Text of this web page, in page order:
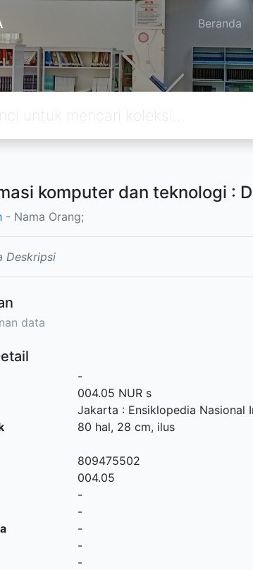
Beranda
komputer dan teknologi :
- Nama Orang;
Deskripsi
data
-
004.05 NUR s
Jakarta : Ensiklopedia Nasional
80 hal, 28 cm, ilus
809475502
004.05
-
-
-
-
-